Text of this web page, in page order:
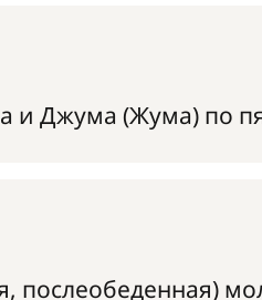
и Джума (Жума) по
послеобеденная)